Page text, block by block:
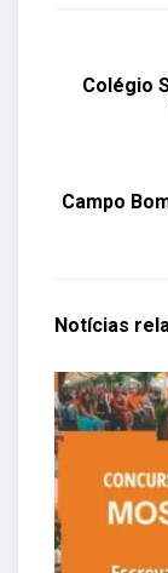
Colégio
Campo
Notícias